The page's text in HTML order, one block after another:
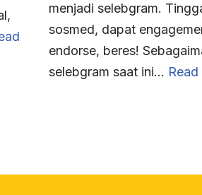
menjadi selebgram.
sosmed, dapat
endorse, beres!
selebgram saat ini…